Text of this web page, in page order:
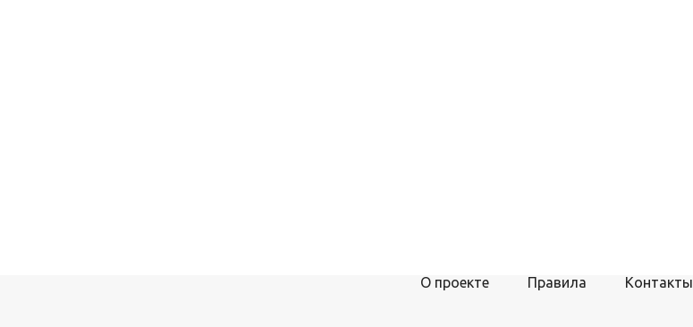
О проекте Правила Контакты